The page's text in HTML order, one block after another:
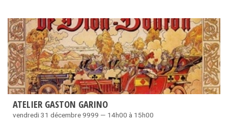
ATELIER GASTON GARINO
vendredi 31 décembre 9999 — 14h00 à 15h00